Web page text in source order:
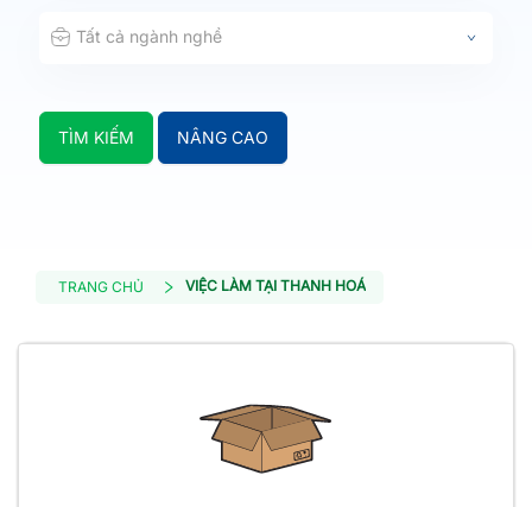
Tất cả ngành nghề
TÌM KIẾM NÂNG CAO
TRANG CHỦ VIỆC LÀM TẠI THANH HOÁ